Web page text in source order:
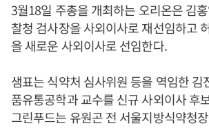
3월18일 주총을 개최하는 오리온은 김
찰청 검사장을 사외이사로 재선임하고
을 새로운 사외이사로 선임한다.
샘표는 식약처 심사위원 등을 역임한 김
품유통공학과 교수를 신규 사외이사 후
그린푸드는 유원곤 전 서울지방식약청